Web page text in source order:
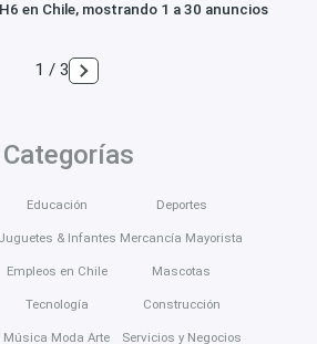
en Chile, mostrando 1 a 30 anuncios
1 / 3
Categorías
Educación
Juguetes & Infantes
Empleos en Chile
Tecnología
Música Moda Arte
Deportes
Mercancía Mayorista
Mascotas
Construcción
Servicios y Negocios